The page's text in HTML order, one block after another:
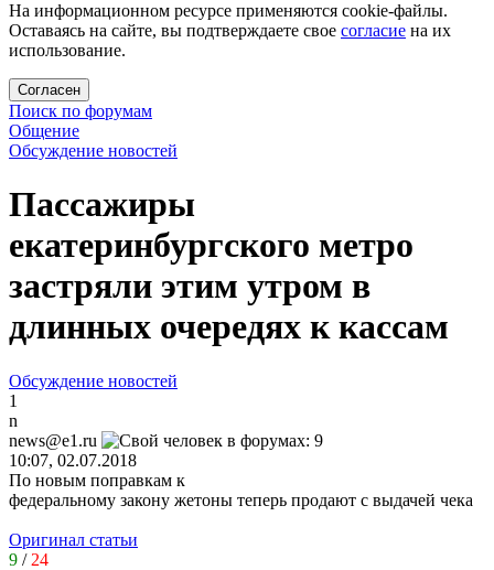
На информационном ресурсе применяются cookie-файлы.
Оставаясь на сайте, вы подтверждаете свое согласие на их
использование.
Согласен
Поиск по форумам
Общение
Обсуждение новостей
Пассажиры
екатеринбургского метро
застряли этим утром в
длинных очередях к кассам
Обсуждение новостей
1
n
news@e1.ru
10:07, 02.07.2018
По новым поправкам к
федеральному закону жетоны теперь продают с выдачей чека
Оригинал статьи
9 / 24